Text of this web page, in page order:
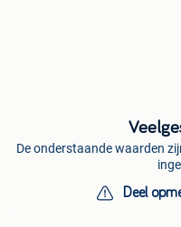
De onderstaande waarden
Deel